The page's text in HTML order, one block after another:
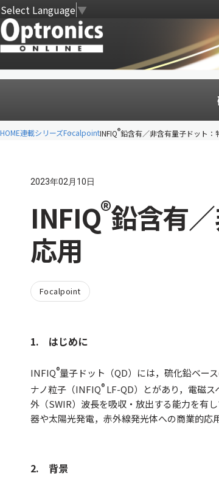
Select Language▼
HOME連載シリーズFocalpointINFIQ®鉛含有／非含有量子ドット：
2023年02月10日
INFIQ®鉛含有
応用
Focalpoint
1. はじめに
INFIQ®量子ドット（QD）には，硫化鉛ベー
ナノ粒子（INFIQ® LF-QD）とがあり，電磁
外（SWIR）波長を吸収・放出する能力を有
器や太陽光発電，赤外線発光体への商業的応
2. 背景